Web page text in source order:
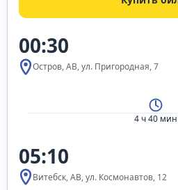
00:30
Остров, АВ, ул. Пригородная, 7
4 ч 40 мин
05:10
Витебск, АВ, ул. Космонавтов, 12